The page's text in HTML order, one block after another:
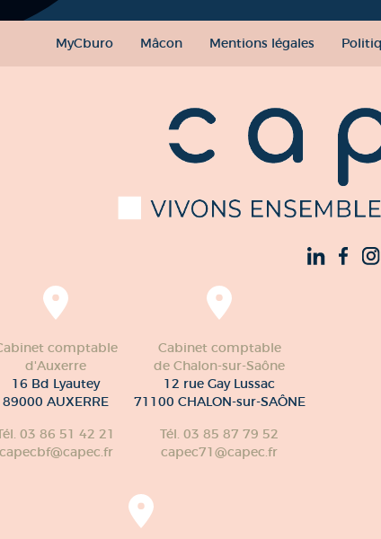
MyCburo Mâcon Mentions légales
comptable
d'Auxerre
16 Bd Lyautey
89000 AUXERRE
03 86 51 42 21
capecbf@capec.fr
Cabinet comptable
de Chalon-sur-Saône
12 rue Gay Lussac
71100 CHALON-sur-SAÔNE
Tél. 03 85 87 79 52
capec71@capec.fr